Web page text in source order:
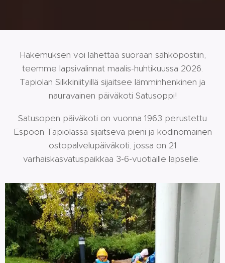
Hakemuksen voi lähettää suoraan sähköpostiin,
teemme lapsivalinnat maalis-huhtikuussa 2026.
Tapiolan Silkkiniityillä sijaitsee lämminhenkinen ja
nauravainen päiväkoti Satusoppi!
Satusopen päiväkoti on vuonna 1963 perustettu
Espoon Tapiolassa sijaitseva pieni ja kodinomainen
ostopalvelupäiväkoti, jossa on 21
varhaiskasvatuspaikkaa 3-6-vuotiaille lapselle.